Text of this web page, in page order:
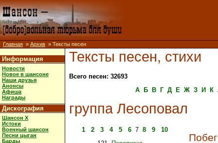
Главная » Архив » Тексты песен
Информация
Новости
Новое в шансоне
Наши друзья
Анонсы
Афиша
Награды
Дискография
Шансон X
Истоки
Военный шансон
Песни цыган
Барды
Тексты песен, стихи
Всего песен: 32693
А
Б В Г Д Е Ж З И К
группа Лесоповал
1 2 3 4 5 6 7 8 9
10
Побег